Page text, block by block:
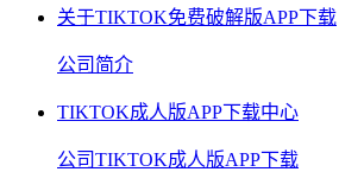
关于TIKTOK免费破解版APP下载
公司简介
TIKTOK成人版APP下载中心
公司TIKTOK成人版APP下载